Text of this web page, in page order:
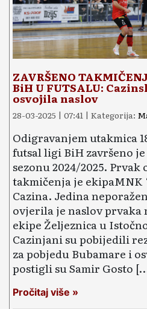
ZAVRŠENO
BiH U FUTSALU:
osvojila naslov
28-03-2025 | 07:41 | Kategorija:
Odigravanjem utakmica
futsal ligi BiH završeno
sezonu 2024/2025.
takmičenja je ekipaMNK
Cazina. Jedina
ovjerila je naslov prvaka
ekipe Željeznica u
Cazinjani su pobijedili
za pobjedu Bubamare i
postigli su Samir Gosto
Pročitaj više »